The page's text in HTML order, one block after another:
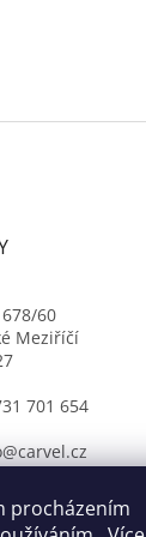
procházením
60
Meziříčí
701 654